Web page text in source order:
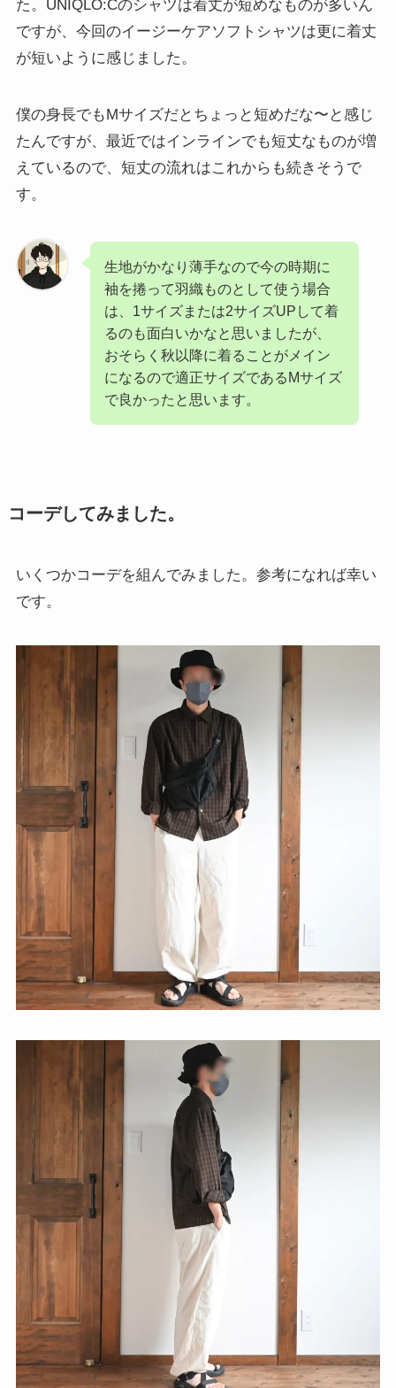
た。UNIQLO:Cのシャツは着丈が短めなものが多いん
ですが、今回のイージーケアソフトシャツは更に着丈
が短いように感じました。
僕の身長でもMサイズだとちょっと短めだな〜と感じ
たんですが、最近ではインラインでも短丈なものが増
えているので、短丈の流れはこれからも続きそうで
す。
生地がかなり薄手なので今の時期に
袖を捲って羽織ものとして使う場合
は、1サイズまたは2サイズUPして着
るのも面白いかなと思いましたが、
おそらく秋以降に着ることがメイン
になるので適正サイズであるMサイズ
で良かったと思います。
コーデしてみました。
いくつかコーデを組んでみました。参考になれば幸い
です。